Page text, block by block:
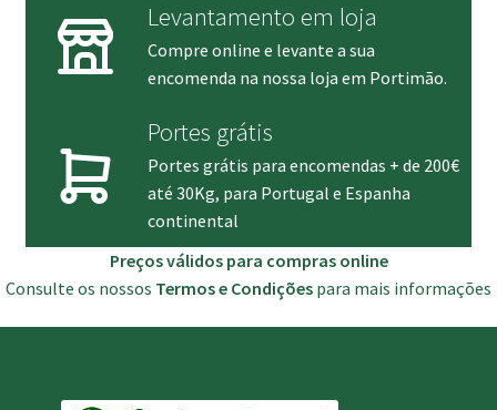
Levantamento em loja
Compre online e levante a sua
encomenda na nossa loja em Portimão.
Portes grátis
Portes grátis para encomendas + de 200€
até 30Kg, para Portugal e Espanha
continental
Preços válidos para compras online
Consulte os nossos Termos e Condições para mais informações